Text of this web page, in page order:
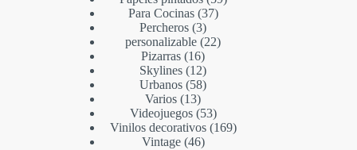
Para Cocinas 37
Percheros 3
personalizable 22
Pizarras 16
Skylines 12
Urbanos 58
Varios 13
Videojuegos 53
Vinilos decorativos 169
Vintage 46